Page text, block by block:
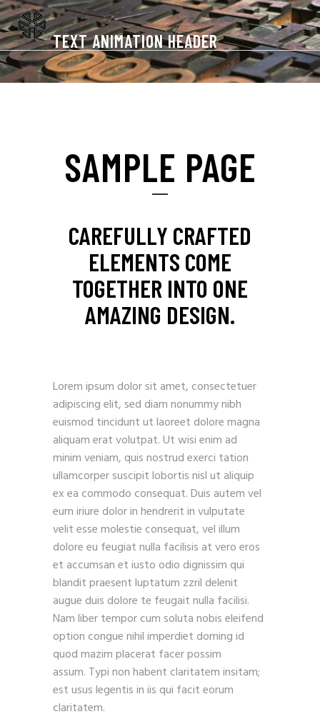
TEXT ANIMATION HEADER
SAMPLE PAGE
CAREFULLY CRAFTED
ELEMENTS COME
TOGETHER INTO ONE
AMAZING DESIGN.
Lorem ipsum dolor sit amet, consectetuer
adipiscing elit, sed diam nonummy nibh
euismod tincidunt ut laoreet dolore magna
aliquam erat volutpat. Ut wisi enim ad
minim veniam, quis nostrud exerci tation
ullamcorper suscipit lobortis nisl ut aliquip
ex ea commodo consequat. Duis autem vel
eum iriure dolor in hendrerit in vulputate
velit esse molestie consequat, vel illum
dolore eu feugiat nulla facilisis at vero eros
et accumsan et iusto odio dignissim qui
blandit praesent luptatum zzril delenit
augue duis dolore te feugait nulla facilisi.
Nam liber tempor cum soluta nobis eleifend
option congue nihil imperdiet doming id
quod mazim placerat facer possim
assum. Typi non habent claritatem insitam;
est usus legentis in iis qui facit eorum
claritatem.